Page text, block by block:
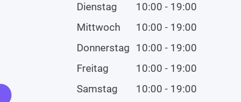
Dienstag
10:00 - 19:00
Mittwoch
10:00 - 19:00
Donnerstag 10:00 - 19:00
Freitag
10:00 - 19:00
Samstag
10:00 - 19:00